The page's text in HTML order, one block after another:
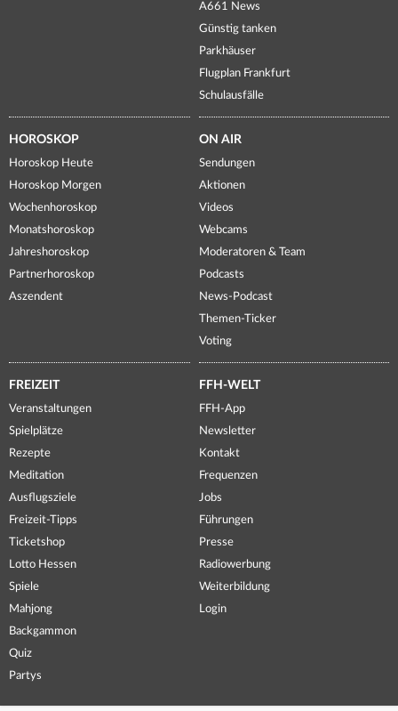
A661 News
Günstig tanken
Parkhäuser
Flugplan Frankfurt
Schulausfälle
HOROSKOP
Horoskop Heute
Horoskop Morgen
Wochenhoroskop
Monatshoroskop
Jahreshoroskop
Partnerhoroskop
Aszendent
ON AIR
Sendungen
Aktionen
Videos
Webcams
Moderatoren & Team
Podcasts
News-Podcast
Themen-Ticker
Voting
FREIZEIT
Veranstaltungen
Spielplätze
Rezepte
Meditation
Ausflugsziele
Freizeit-Tipps
Ticketshop
Lotto Hessen
Spiele
Mahjong
Backgammon
Quiz
Partys
FFH-WELT
FFH-App
Newsletter
Kontakt
Frequenzen
Jobs
Führungen
Presse
Radiowerbung
Weiterbildung
Login